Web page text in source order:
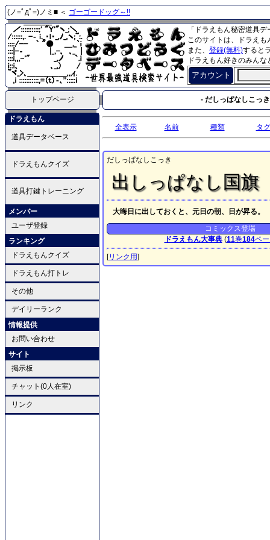
(ノ=ﾟдﾟ=)ノミ■ ＜ ゴーゴードッグ～!!
「ドラえもん秘密道具
このサイトは、ドラえ
また、 登録(無料)すると
ドラえもん好きのみん
アカウント
トップページ - だしっぱなしこっ
ドラえもん
道具データベース
ドラえもんクイズ
道具打鍵トレーニング
メンバー
ユーザ登録
ランキング
ドラえもんクイズ
ドラえもん打トレ
その他
デイリーランク
情報提供
お問い合わせ
サイト
掲示板
チャット(0人在室)
リンク
全表示 名前 種類 タグ
だしっぱなしこっき
出しっぱなし国旗
大晦日に出しておくと、元日の朝、日が昇る。
コミックス登場
ドラえもん大事典(11巻184ペ
[リンク用]